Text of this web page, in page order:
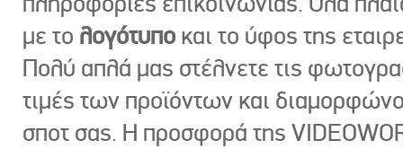
με το λογότυπο και το ύφος της
Πολύ απλά μας στέλνετε τις
τιμές των προϊόντων και
σποτ σας. Η προσφορά της